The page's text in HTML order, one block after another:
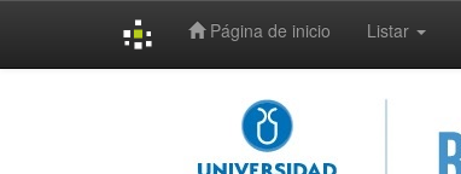
Página de inicio Listar